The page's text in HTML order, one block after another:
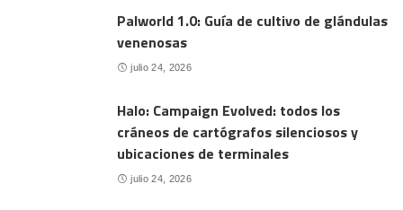
Palworld 1.0: Guía de cultivo de glándulas
venenosas
julio 24, 2026
Halo: Campaign Evolved: todos los
cráneos de cartógrafos silenciosos y
ubicaciones de terminales
julio 24, 2026